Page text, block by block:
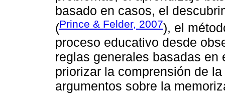
basado en casos, el
(Prince & Felder, 2007), el
proceso educativo desde
reglas generales basadas
priorizar la comprensión de
argumentos sobre la